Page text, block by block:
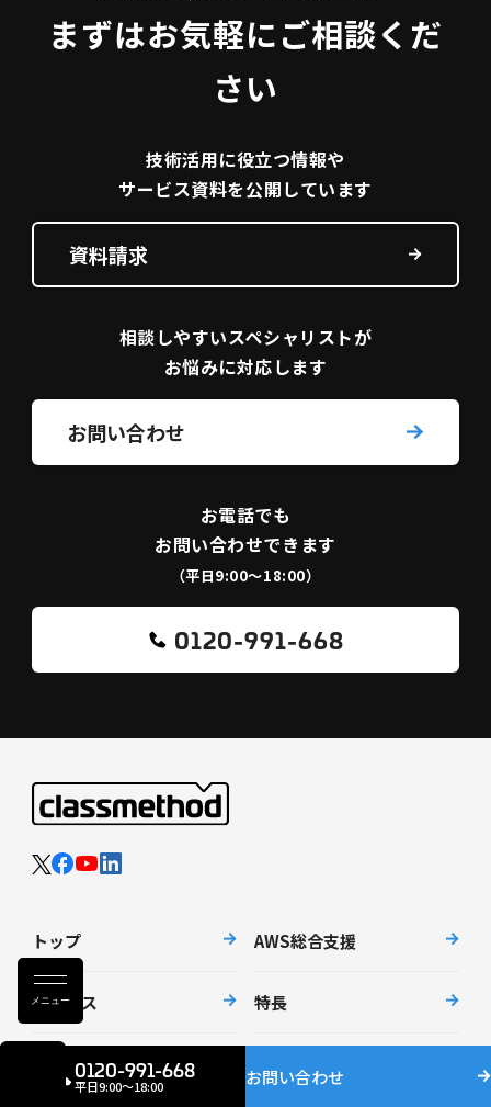
メニュー
まずはお気軽にご相談くだ
さい
技術活用に役立つ情報や
サービス資料を公開しています
資料請求
相談しやすいスペシャリストが
お悩みに対応します
お問い合わせ
お電話でも
お問い合わせできます
（平日9:00〜18:00）
0120-991-668
トップ AWS総合支援
サービス 特長
得意分野
0120-991-668
平日9:00〜18:00 お問い合わせ